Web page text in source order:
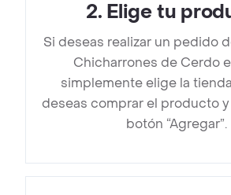
2. Elige tu
Si deseas realizar un pedido
Chicharrones de Cerdo
simplemente elige la
deseas comprar el producto
botón “Agregar”.